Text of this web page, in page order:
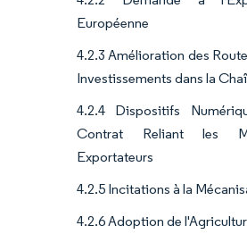
Européenne
4.2.3 Amélioration des
Investissements dans la
4.2.4 Dispositifs
Contrat Reliant les
Exportateurs
4.2.5 Incitations à la
4.2.6 Adoption de